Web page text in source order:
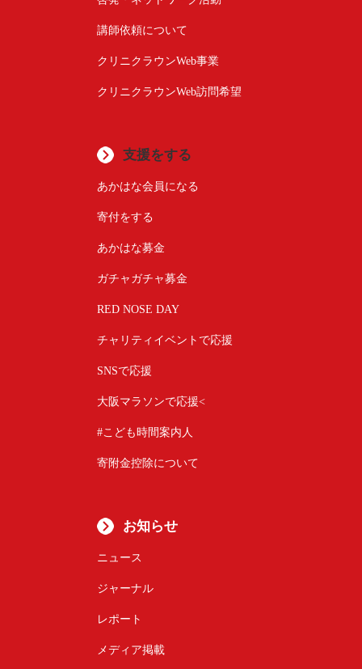
講師依頼について
クリニクラウンWeb事業
クリニクラウンWeb訪問希望
支援をする
あかはな会員になる
寄付をする
あかはな募金
ガチャガチャ募金
RED NOSE DAY
チャリティイベントで応援
SNSで応援
大阪マラソンで応援<
#こども時間案内人
寄附金控除について
お知らせ
ニュース
ジャーナル
レポート
メディア掲載